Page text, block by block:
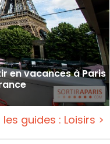
en vacances à Paris
les guides : Loisirs >